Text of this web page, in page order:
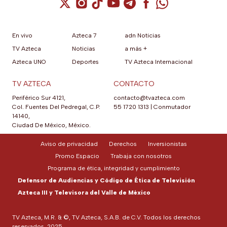
En vivo
TV Azteca
Azteca UNO
Azteca 7
Noticias
Deportes
adn Noticias
a más +
TV Azteca Internacional
TV AZTECA
Periférico Sur 4121,
Col. Fuentes Del Pedregal, C.P.
14140,
Ciudad De México, México.
CONTACTO
contacto@tvazteca.com
55 1720 1313
Conmutador
TV Azteca, M.R. & ©, TV Azteca, S.A.B. de C.V. Todos los derechos
Aviso de privacidad Derechos
Inversionistas
Promo Espacio
Trabaja con nosotros
Programa de ética, integridad y cumplimiento
Defensor de Audiencias y Código de Ética de Televisión
Azteca III y Televisora del Valle de México